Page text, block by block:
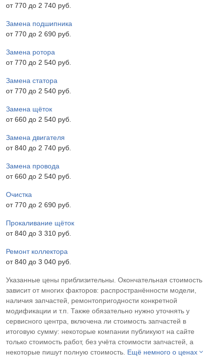
от 770 до 2 740 pyб.
Замена подшипника
от 770 до 2 690 pyб.
Замена ротора
от 770 до 2 540 pyб.
Замена статора
от 770 до 2 540 pyб.
Замена щёток
от 660 до 2 540 pyб.
Замена двигателя
от 840 до 2 740 pyб.
Замена провода
от 660 до 2 540 pyб.
Очистка
от 770 до 2 690 pyб.
Прокаливание щёток
от 840 до 3 310 pyб.
Ремонт коллектора
от 840 до 3 040 pyб.
Указанные цены приблизительны. Окончательная стоимость
зависит от многих факторов: распространённости модели,
наличия запчастей, ремонтопригодности конкретной
модификации и т.п. Также обязательно нужно уточнять у
сервисного центра, включена ли стоимость запчастей в
итоговую сумму: некоторые компании публикуют на сайте
только стоимость работ, без учёта стоимости запчастей, а
некоторые пишут полную стоимость. Ещё немного о ценах